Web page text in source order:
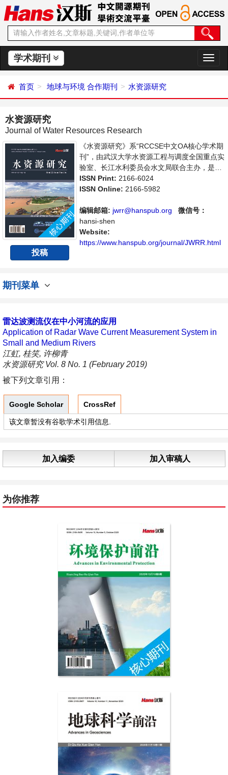
学术期刊
切
换
首页 地球与环境 合作期刊 水资源研究
水资源研究
Journal of Water Resources Research
投稿
《水资源研究》系“RCCSE中文OA核心学术期
刊”，由武汉大学水资源工程与调度全国重点实
验室、长江水利委员会水文局联合主办，是开
放获取期刊，以传播和展示世界水文水资源研
究领域最新成果、推进中国水文水资源研究走
发利用，水环境保护的理论方法、技术经验和
应用成果以及水文水资源研究新的发展方向和
具有前瞻性的水战略性问题，为广大水文水资
源研究者及相关技术人员提供一个免...
ISSN Print: 2166-6024
ISSN Online: 2166-5982
编辑邮箱: jwrr@hanspub.org
微信号：
hansi-shen
Website:
https://www.hanspub.org/journal/JWRR.html
期刊菜单
雷达波测流仪在中小河流的应用
Application of Radar Wave Current Measurement System in
Small and Medium Rivers
江虹, 桂笑, 许柳青
水资源研究 Vol. 8 No. 1 (February 2019)
被下列文章引用：
Google Scholar CrossRef
该文章暂没有谷歌学术引用信息.
加入编委 加入审稿人
为你推荐